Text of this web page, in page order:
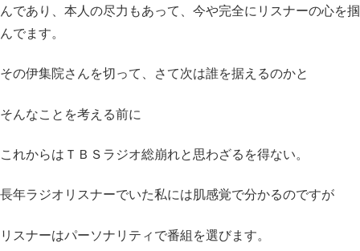
んであり、本人の尽力もあって、今や完全にリスナーの心を掴
んでます。
その伊集院さんを切って、さて次は誰を据えるのかと
そんなことを考える前に
これからはＴＢＳラジオ総崩れと思わざるを得ない。
長年ラジオリスナーでいた私には肌感覚で分かるのですが
リスナーはパーソナリティで番組を選びます。